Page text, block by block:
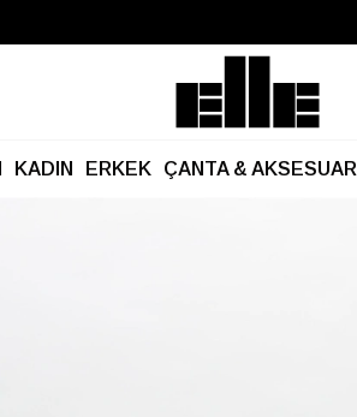
Kargo Ücretsiz!
KADIN ERKEK ÇANTA & AKSESUAR